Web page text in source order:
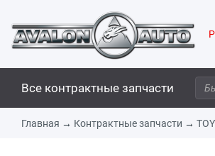
Все контрактные запчасти
Главная → Контрактные запчасти →